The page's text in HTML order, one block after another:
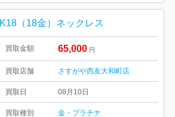
K18（18金）ネックレス
買取金額 65,000 円
買取店舗 さすがや西友大和町店
買取日 08月10日
買取種別 金・プラチナ